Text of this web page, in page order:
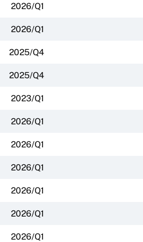
2026/Q1
2026/Q1
2025/Q4
2025/Q4
2023/Q1
2026/Q1
2026/Q1
2026/Q1
2026/Q1
2026/Q1
2026/Q1